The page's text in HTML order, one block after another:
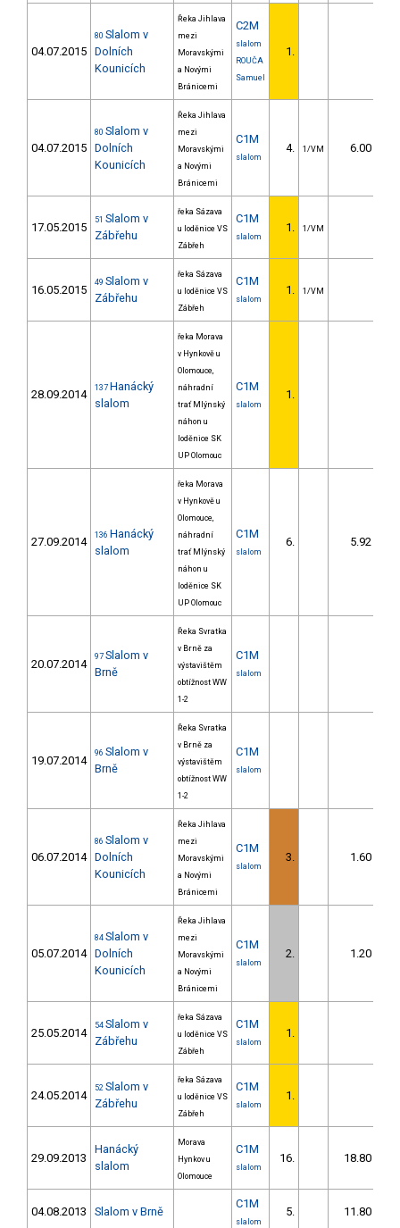
04.07.2015
80 Slalom v
Dolních
Kounicích
Řeka Jihlava
mezi
Moravskými
a Novými
Bránicemi
C2M
slalom
ROUČA
Samuel
1.
04.07.2015
80 Slalom v
Dolních
Kounicích
Řeka Jihlava
mezi
Moravskými
a Novými
Bránicemi
C1M
slalom
4. 1/VM 6.00
17.05.2015
51 Slalom v
Zábřehu
řeka Sázava
u loděnice VS
Zábřeh
C1M
slalom
1. 1/VM
16.05.2015
49 Slalom v
Zábřehu
řeka Sázava
u loděnice VS
Zábřeh
C1M
slalom
1. 1/VM
28.09.2014 137 Hanácký
slalom
řeka Morava
v Hynkově u
Olomouce,
náhradní
trať Mlýnský
náhon u
loděnice SK
UP Olomouc
C1M
slalom
1.
27.09.2014 136 Hanácký
slalom
řeka Morava
v Hynkově u
Olomouce,
náhradní
trať Mlýnský
náhon u
loděnice SK
UP Olomouc
C1M
slalom
6. 5.92
20.07.2014
97 Slalom v
Brně
Řeka Svratka
v Brně za
výstavištěm
obtížnost WW
1-2
C1M
slalom
19.07.2014
96 Slalom v
Brně
Řeka Svratka
v Brně za
výstavištěm
obtížnost WW
1-2
C1M
slalom
06.07.2014
86 Slalom v
Dolních
Kounicích
Řeka Jihlava
mezi
Moravskými
a Novými
Bránicemi
C1M
slalom
3. 1.60
05.07.2014
84 Slalom v
Dolních
Kounicích
Řeka Jihlava
mezi
Moravskými
a Novými
Bránicemi
C1M
slalom
2. 1.20
25.05.2014
54 Slalom v
Zábřehu
řeka Sázava
u loděnice VS
Zábřeh
C1M
slalom
1.
24.05.2014
52 Slalom v
Zábřehu
řeka Sázava
u loděnice VS
Zábřeh
C1M
slalom
1.
29.09.2013
Hanácký
slalom
Morava
Hynkov u
Olomouce
C1M
slalom
16. 18.80
04.08.2013 Slalom v Brně
C1M
slalom
5. 11.80